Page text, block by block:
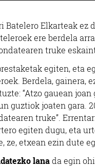
Batelero Elkarteak
ere berdela
truke
egiten, eta
Berdela, gainera,
“Atzo gauean
guztiok joaten gara.
truke”.
egiten dugu, eta
ze, etxean ezin dute
lanada egin